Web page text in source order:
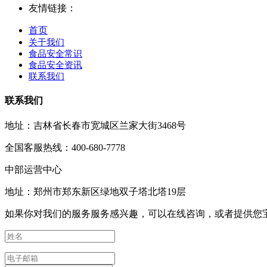
友情链接：
首页
关于我们
食品安全常识
食品安全资讯
联系我们
联系我们
地址：吉林省长春市宽城区兰家大街3468号
全国客服热线：400-680-7778
中部运营中心
地址：郑州市郑东新区绿地双子塔北塔19层
如果你对我们的服务服务感兴趣，可以在线咨询，或者提供您